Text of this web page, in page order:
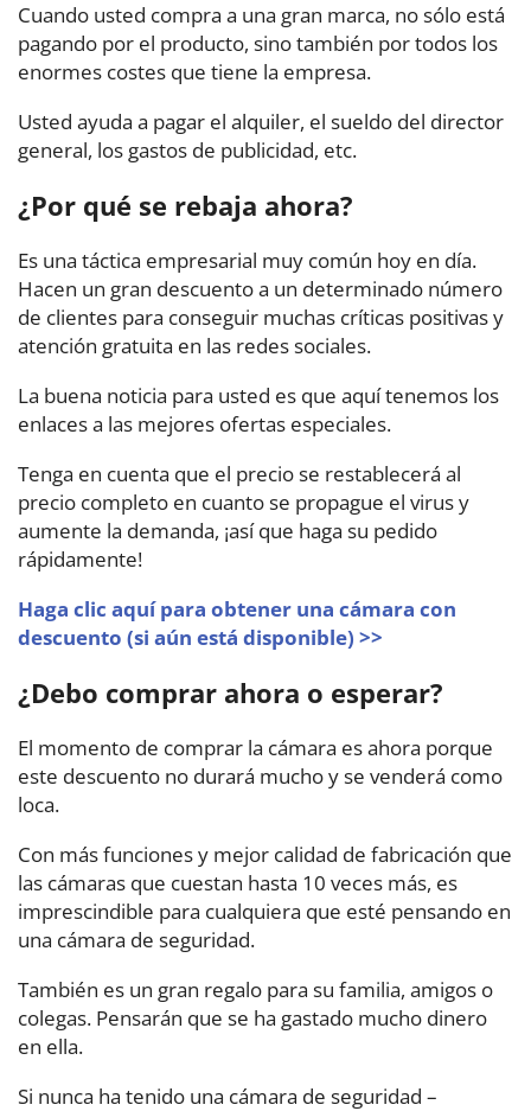
Cuando usted compra a una gran marca, no sólo está
pagando por el producto, sino también por todos los
enormes costes que tiene la empresa.
Usted ayuda a pagar el alquiler, el sueldo del director
general, los gastos de publicidad, etc.
¿Por qué se rebaja ahora?
Es una táctica empresarial muy común hoy en día.
Hacen un gran descuento a un determinado número
de clientes para conseguir muchas críticas positivas y
atención gratuita en las redes sociales.
La buena noticia para usted es que aquí tenemos los
enlaces a las mejores ofertas especiales.
Tenga en cuenta que el precio se restablecerá al
precio completo en cuanto se propague el virus y
aumente la demanda, ¡así que haga su pedido
rápidamente!
Haga clic aquí para obtener una cámara con
descuento (si aún está disponible) >>
¿Debo comprar ahora o esperar?
El momento de comprar la cámara es ahora porque
este descuento no durará mucho y se venderá como
loca.
Con más funciones y mejor calidad de fabricación que
las cámaras que cuestan hasta 10 veces más, es
imprescindible para cualquiera que esté pensando en
una cámara de seguridad.
También es un gran regalo para su familia, amigos o
colegas. Pensarán que se ha gastado mucho dinero
en ella.
Si nunca ha tenido una cámara de seguridad –